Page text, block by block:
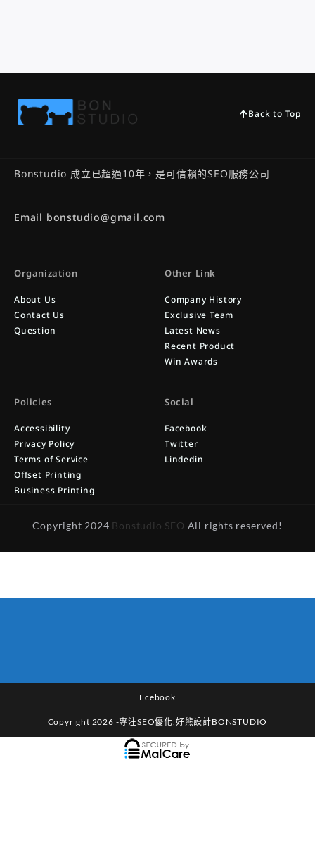
Back to Top
Bonstudio 成立已超過10年，是可信賴的SEO服務公司
Email bonstudio@gmail.com
Organization
About Us
Contact Us
Question
Other Link
Company History
Exclusive Team
Latest News
Recent Product
Win Awards
Policies
Accessibility
Privacy Policy
Terms of Service
Offset Printing
Business Printing
Social
Facebook
Twitter
Lindedin
Copyright 2024 Bonstudio SEO All rights reserved!
Fcebook
Copyright 2026 -專注SEO優化,好熊設計BONSTUDIO